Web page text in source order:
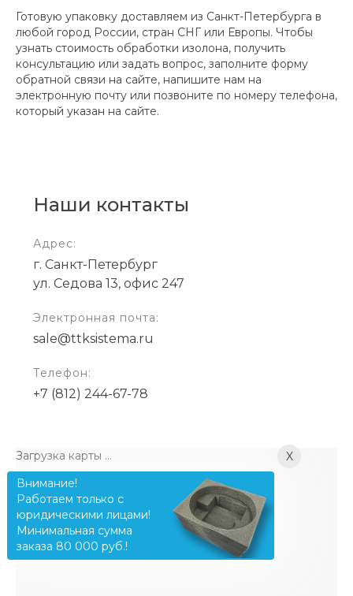
Готовую упаковку доставляем из Санкт-Петербурга в
любой город России, стран СНГ или Европы. Чтобы
узнать стоимость обработки изолона, получить
консультацию или задать вопрос, заполните форму
обратной связи на сайте, напишите нам на
электронную почту или позвоните по номеру телефона,
который указан на сайте.
Наши контакты
Адрес:
г. Санкт-Петербург
ул. Седова 13, офис 247
Электронная почта:
sale@ttksistema.ru
Телефон:
+7 (812) 244-67-78
Загрузка карты ...
X
Внимание!
Работаем только с
юридическими лицами!
Минимальная сумма
заказа 80 000 руб.!